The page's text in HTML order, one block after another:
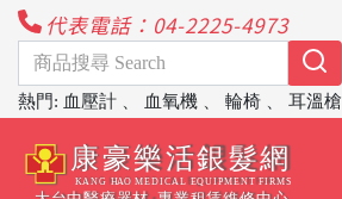
代表電話：04-2225-4973
熱門: 血壓計 血氧機 輪椅 耳溫槍